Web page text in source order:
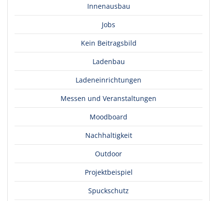
Innenausbau
Jobs
Kein Beitragsbild
Ladenbau
Ladeneinrichtungen
Messen und Veranstaltungen
Moodboard
Nachhaltigkeit
Outdoor
Projektbeispiel
Spuckschutz